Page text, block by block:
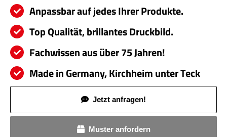
Anpassbar auf jedes Ihrer Produkte.
Top Qualität, brillantes Druckbild.
Fachwissen aus über 75 Jahren!
Made in Germany, Kirchheim unter Teck
Jetzt anfragen!
Muster anfordern